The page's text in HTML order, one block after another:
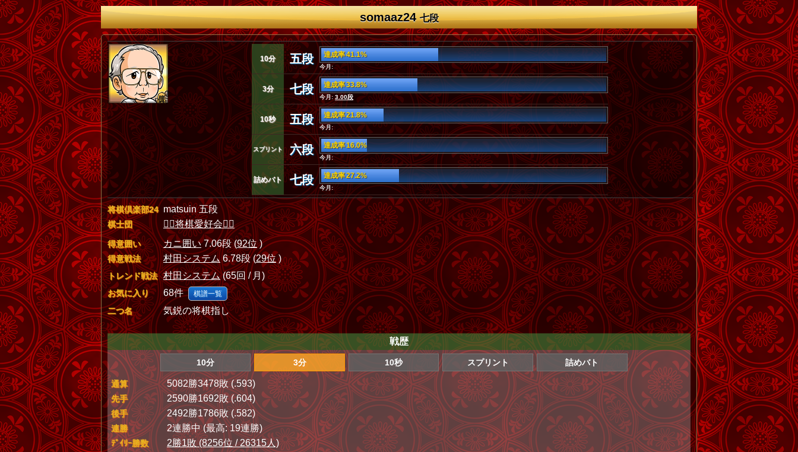
somaaz24七段
10分 五段 達成率 41.1%
今月:
3分 七段 達成率 33.8%
今月: 3.00段
10秒 五段 達成率 21.8%
今月:
スプリント 六段 達成率 16.0%
今月:
詰めバト 七段 達成率 27.2%
今月:
将棋倶楽部24 matsuin 五段
棋士団 ❤️‍🔥将棋愛好会❤️‍🔥
得意囲い カニ囲い7.06段 (92位)
得意戦法 村田システム 6.78段 (29位 )
トレンド戦法 村田システム(65回 / 月)
お気に入り 68件 棋譜一覧
二つ名 気鋭の将棋指し
戦歴
10分 3分 10秒 スプリント 詰めバト
通算 5082勝3478敗 (.593)
先手 2590勝1692敗 (.604)
後手 2492勝1786敗 (.582)
連勝 2連勝中 (最高: 19連勝)
ﾃﾞｲﾘｰ勝数 2勝1敗 (8256位 / 26315人)